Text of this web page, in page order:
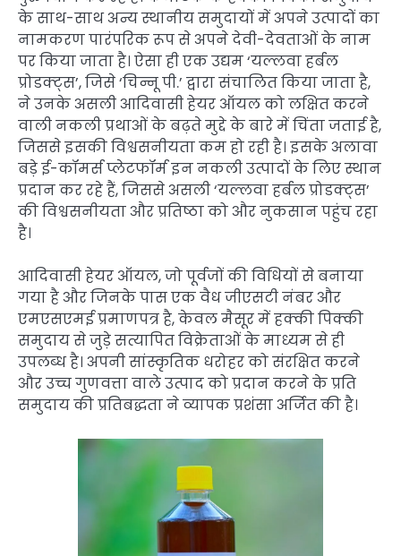
के साथ-साथ अन्य स्थानीय समुदायों में अपने उत्पादों का
नामकरण पारंपरिक रूप से अपने देवी-देवताओं के नाम
पर किया जाता है। ऐसा ही एक उद्यम ‘यल्लवा हर्बल
प्रोडक्ट्स’, जिसे ‘चिन्नू पी.’ द्वारा संचालित किया जाता है,
ने उनके असली आदिवासी हेयर ऑयल को लक्षित करने
वाली नकली प्रथाओं के बढ़ते मुद्दे के बारे में चिंता जताई है,
जिससे इसकी विश्वसनीयता कम हो रही है। इसके अलावा
बड़े ई-कॉमर्स प्लेटफॉर्म इन नकली उत्पादों के लिए स्थान
प्रदान कर रहे हैं, जिससे असली ‘यल्लवा हर्बल प्रोडक्ट्स’
की विश्वसनीयता और प्रतिष्ठा को और नुकसान पहुंच रहा
है।
आदिवासी हेयर ऑयल, जो पूर्वजों की विधियों से बनाया
गया है और जिनके पास एक वैध जीएसटी नंबर और
एमएसएमई प्रमाणपत्र है, केवल मैसूर में हक्की पिक्की
समुदाय से जुड़े सत्यापित विक्रेताओं के माध्यम से ही
उपलब्ध है। अपनी सांस्कृतिक धरोहर को संरक्षित करने
और उच्च गुणवत्ता वाले उत्पाद को प्रदान करने के प्रति
समुदाय की प्रतिबद्धता ने व्यापक प्रशंसा अर्जित की है।